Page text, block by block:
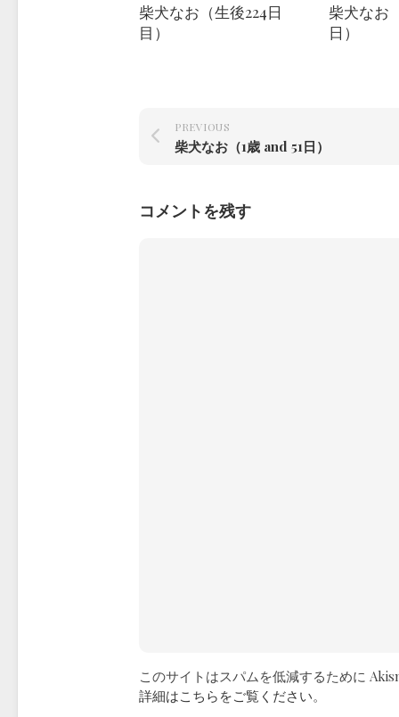
柴犬なお（生後224日
目）
柴犬なお
日）
PREVIOUS
柴犬なお（1歳 and 51日）
コメントを残す
このサイトはスパムを低減するために
詳細はこちらをご覧ください。